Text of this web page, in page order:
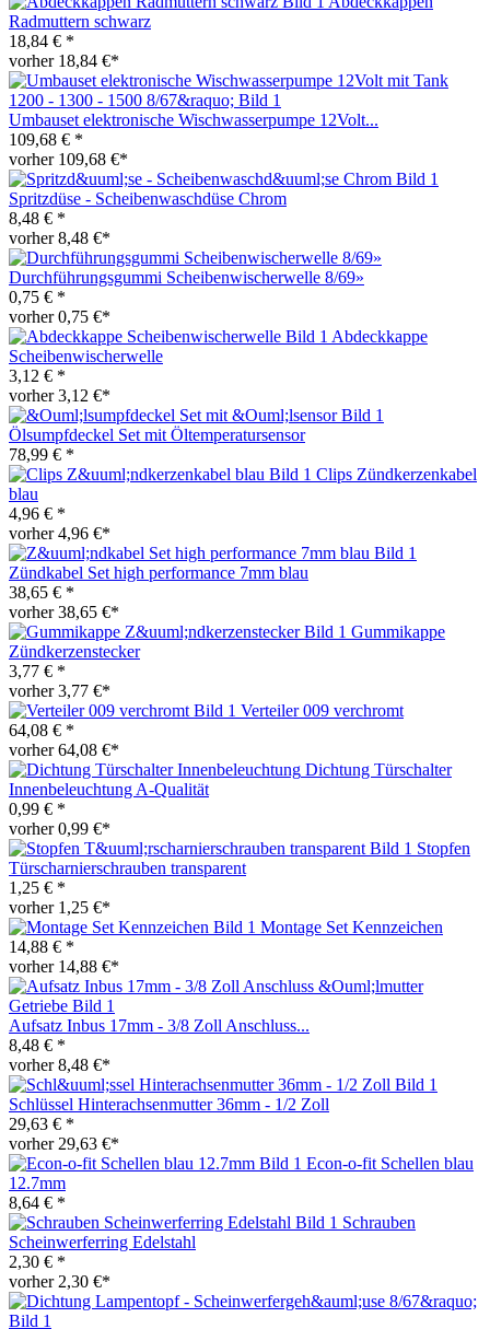
Radmuttern schwarz
18,84 € *
vorher 18,84 €*
Umbauset elektronische Wischwasserpumpe 12Volt...
109,68 € *
vorher 109,68 €*
Spritzdüse - Scheibenwaschdüse Chrom
8,48 € *
vorher 8,48 €*
Durchführungsgummi Scheibenwischerwelle 8/69»
0,75 € *
vorher 0,75 €*
Abdeckkappe
Scheibenwischerwelle
3,12 € *
vorher 3,12 €*
Ölsumpfdeckel Set mit Öltemperatursensor
78,99 € *
Clips Zündkerzenkabel
blau
4,96 € *
vorher 4,96 €*
Zündkabel Set high performance 7mm blau
38,65 € *
vorher 38,65 €*
Gummikappe
Zündkerzenstecker
3,77 € *
vorher 3,77 €*
Verteiler 009 verchromt
64,08 € *
vorher 64,08 €*
Dichtung Türschalter
Innenbeleuchtung A-Qualität
0,99 € *
vorher 0,99 €*
Stopfen
Türscharnierschrauben transparent
1,25 € *
vorher 1,25 €*
Montage Set Kennzeichen
14,88 € *
vorher 14,88 €*
Aufsatz Inbus 17mm - 3/8 Zoll Anschluss...
8,48 € *
vorher 8,48 €*
Schlüssel Hinterachsenmutter 36mm - 1/2 Zoll
29,63 € *
vorher 29,63 €*
Econ-o-fit Schellen blau
12.7mm
8,64 € *
Schrauben
Scheinwerferring Edelstahl
2,30 € *
vorher 2,30 €*